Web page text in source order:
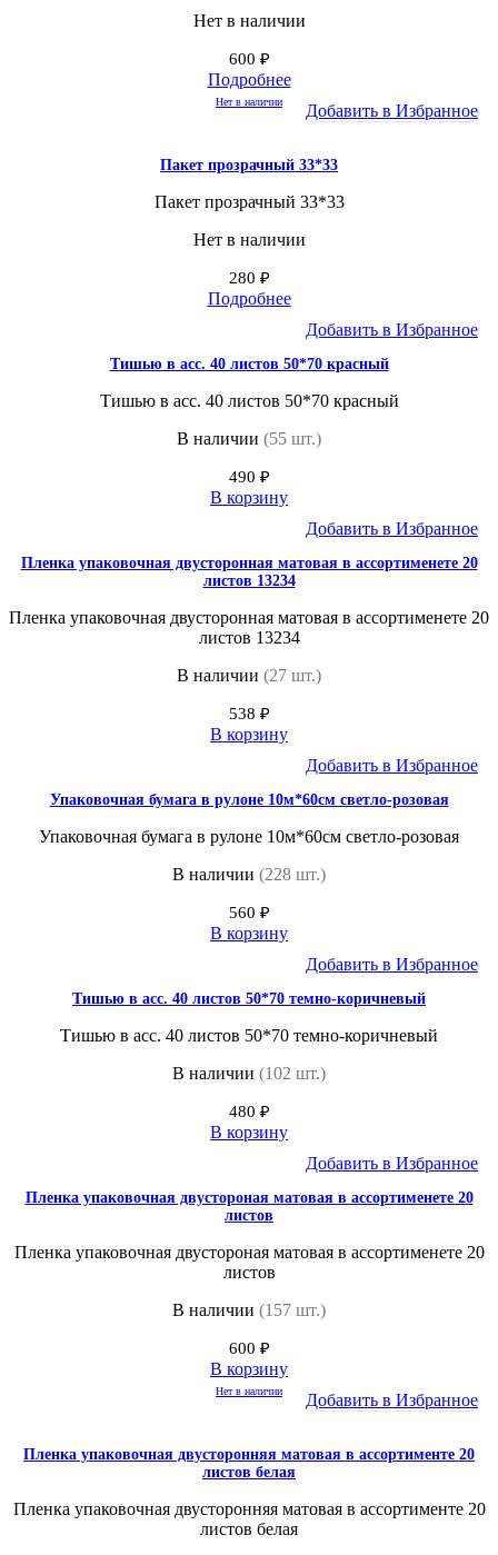
Нет в наличии
600 ₽
Подробнее
Нет в наличии Добавить в Избранное
Пакет прозрачный 33*33
Пакет прозрачный 33*33
Нет в наличии
280 ₽
Подробнее
Добавить в Избранное
Тишью в асс. 40 листов 50*70 красный
Тишью в асс. 40 листов 50*70 красный
В наличии (55 шт.)
490 ₽
В корзину
Добавить в Избранное
Пленка упаковочная двусторонная матовая в ассортименете 20
листов 13234
Пленка упаковочная двусторонная матовая в ассортименете 20
листов 13234
В наличии (27 шт.)
538 ₽
В корзину
Добавить в Избранное
Упаковочная бумага в рулоне 10м*60см светло-розовая
Упаковочная бумага в рулоне 10м*60см светло-розовая
В наличии (228 шт.)
560 ₽
В корзину
Добавить в Избранное
Тишью в асс. 40 листов 50*70 темно-коричневый
Тишью в асс. 40 листов 50*70 темно-коричневый
В наличии (102 шт.)
480 ₽
В корзину
Добавить в Избранное
Пленка упаковочная двустороная матовая в ассортименете 20
листов
Пленка упаковочная двустороная матовая в ассортименете 20
листов
В наличии (157 шт.)
600 ₽
В корзину
Нет в наличии Добавить в Избранное
Пленка упаковочная двусторонняя матовая в ассортименте 20
листов белая
Пленка упаковочная двусторонняя матовая в ассортименте 20
листов белая